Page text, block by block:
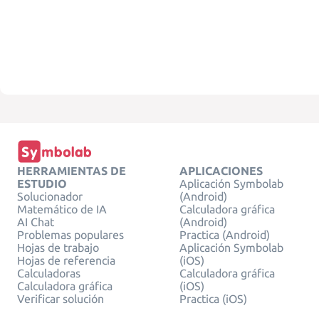
HERRAMIENTAS DE
ESTUDIO
Solucionador
Matemático de IA
AI Chat
Problemas populares
Hojas de trabajo
Hojas de referencia
Calculadoras
Calculadora gráfica
Verificar solución
APLICACIONES
Aplicación Symbolab
(Android)
Calculadora gráfica
(Android)
Practica (Android)
Aplicación Symbolab
(iOS)
Calculadora gráfica
(iOS)
Practica (iOS)